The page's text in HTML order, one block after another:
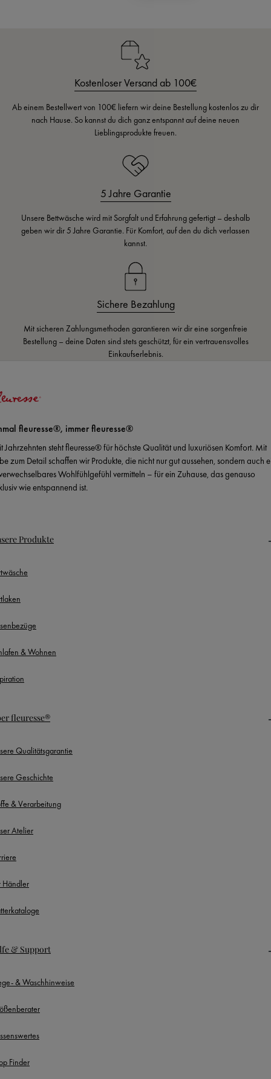
Kostenloser Versand ab 100€
Ab einem Bestellwert von 100€ liefern wir deine Bestellung kostenlos zu dir
nach Hause. So kannst du dich ganz entspannt auf deine neuen
Lieblingsprodukte freuen.
5 Jahre Garantie
Unsere Bettwäsche wird mit Sorgfalt und Erfahrung gefertigt – deshalb
geben wir dir 5 Jahre Garantie. Für Komfort, auf den du dich verlassen
kannst.
Sichere Bezahlung
Mit sicheren Zahlungsmethoden garantieren wir dir eine sorgenfreie
Bestellung – deine Daten sind stets geschützt, für ein vertrauensvolles
Einkaufserlebnis.
fleuresse®, immer fleuresse®
Jahrzehnten steht fleuresse® für höchste Qualität und luxuriösen Komfort. Mit
zum Detail schaffen wir Produkte, die nicht nur gut aussehen, sondern auch
Wohlfühlgefühl vermitteln – für ein Zuhause, das genauso
wie entspannend ist.
Produkte
& Wohnen
fleuresse®
Qualitätsgarantie
Geschichte
& Verarbeitung
Atelier
Händler
& Support
& Waschhinweise
Finder